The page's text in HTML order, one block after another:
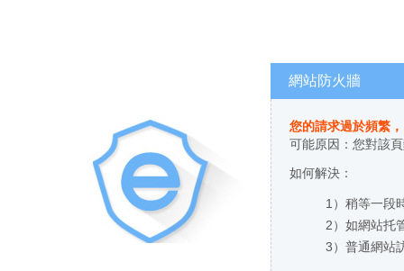
網站防火牆
您的請求過於頻繁
可能原因：您對
如何解決：
1）稍等一段
2）如網站托管
3）普通網站訪